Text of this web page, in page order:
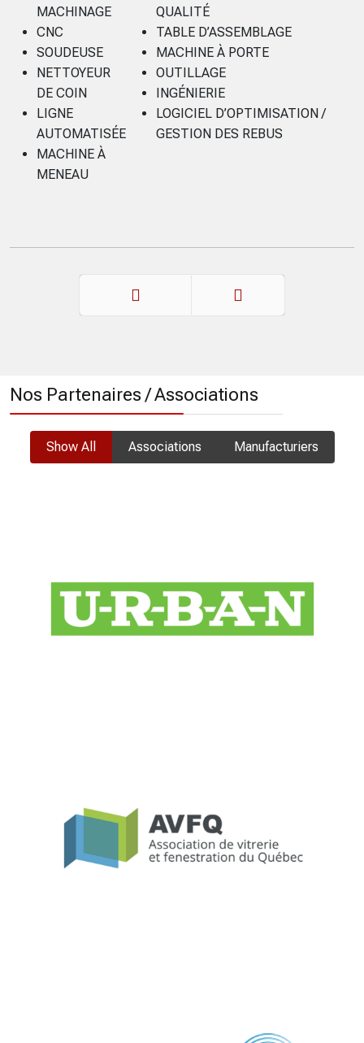
MACHINAGE
CNC
SOUDEUSE
NETTOYEUR
DE COIN
LIGNE
AUTOMATISÉE
MACHINE À
MENEAU
QUALITÉ
TABLE D’ASSEMBLAGE
MACHINE À PORTE
OUTILLAGE
INGÉNIERIE
LOGICIEL D’OPTIMISATION /
GESTION DES REBUS
Nos Partenaires / Associations
Show All Associations Manufacturiers